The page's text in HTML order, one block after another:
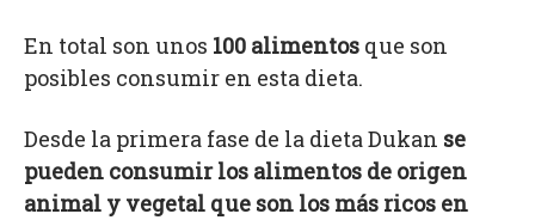
En total son unos 100 alimentos que son
posibles consumir en esta dieta.
Desde la primera fase de la dieta Dukan se
pueden consumir los alimentos de origen
animal y vegetal que son los más ricos en